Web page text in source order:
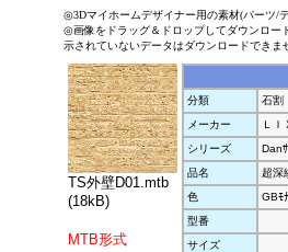
◎3Dマイホームデザイナー用の素材(パーツ/
◎画像をドラッグ＆ドロップしてダウンロー
示されていないデータはダウンロードできま
TS外壁D01.mtb
(18kB)
MTB形式
分類
石割
メーカー
ＬＩ
シリーズ
Danｻ
品名
超深
色
GBﾓ
型番
サイズ